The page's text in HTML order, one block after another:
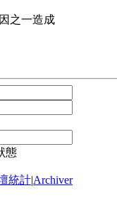
之一造成
態
統計|Archiver